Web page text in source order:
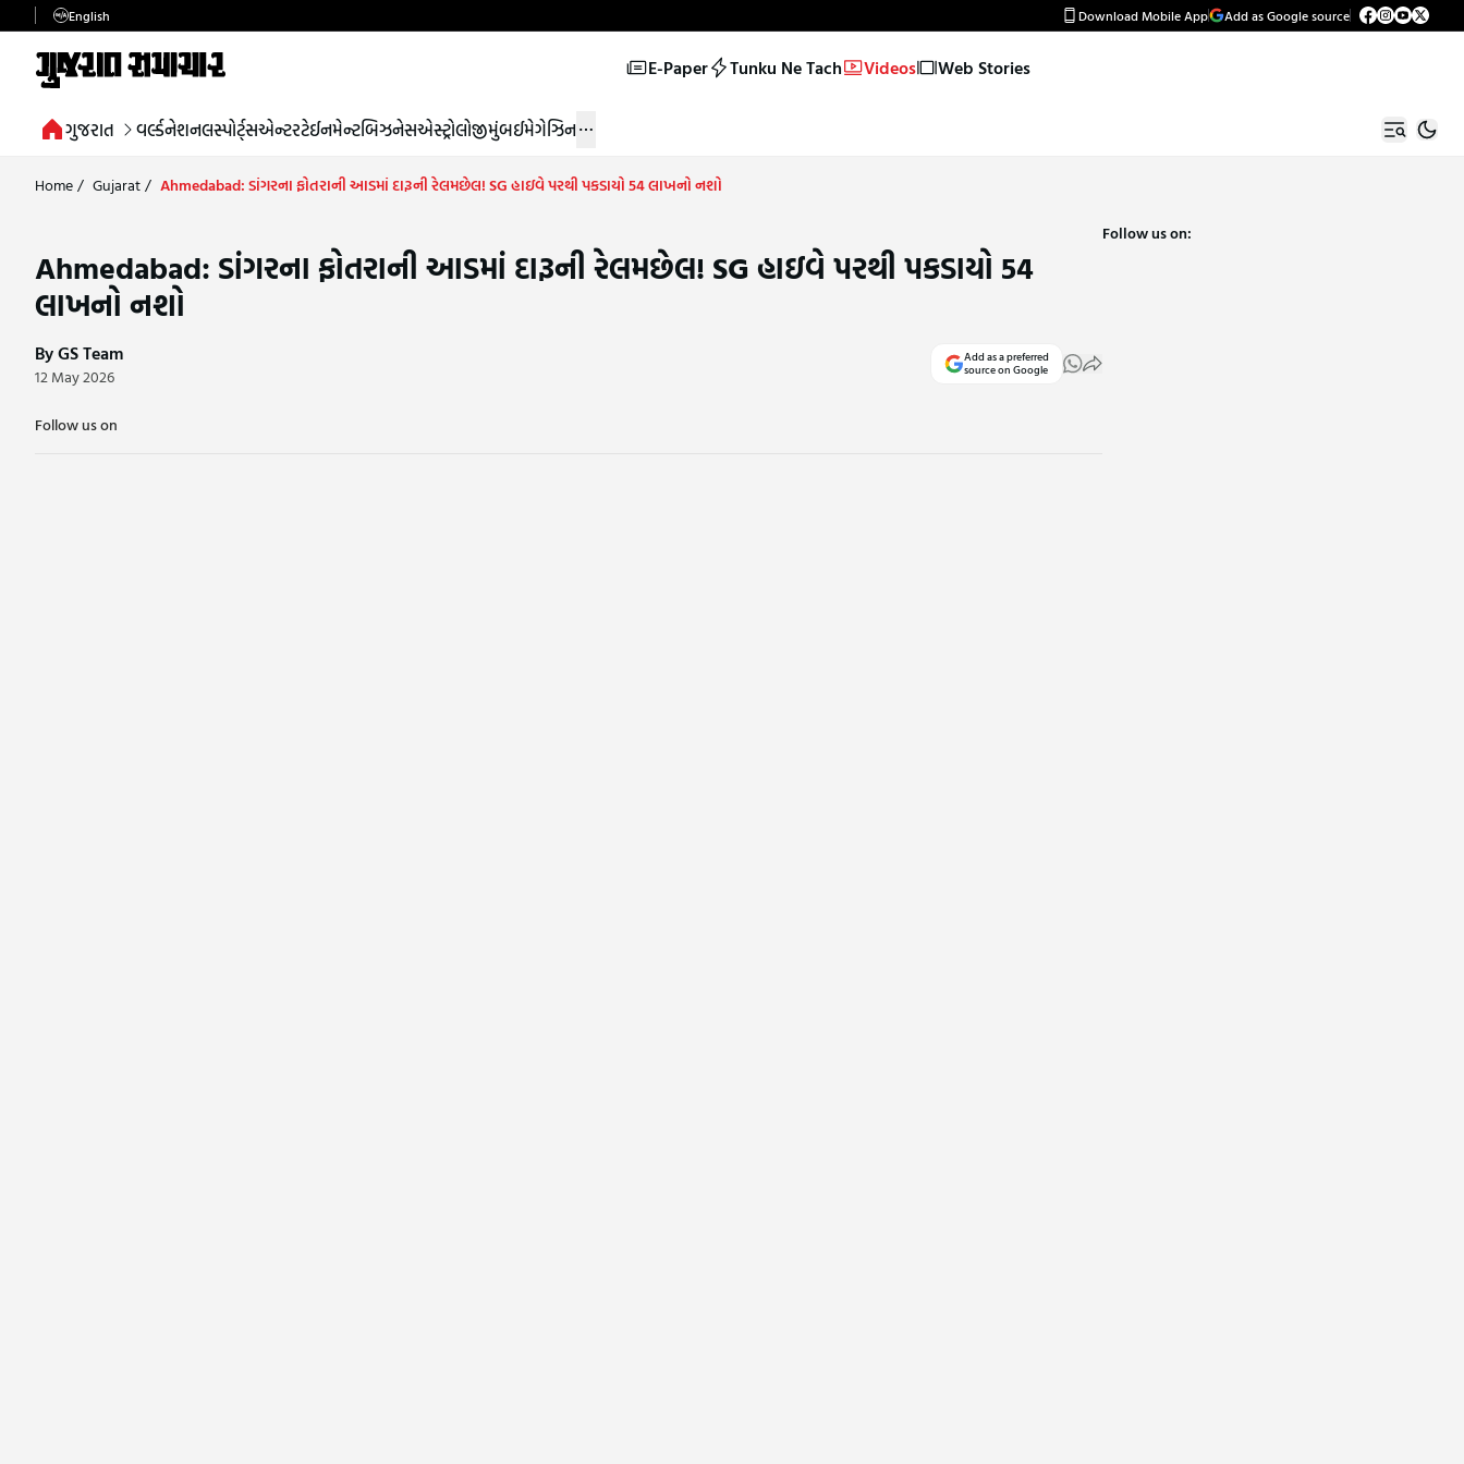
English Download Mobile App Add as Google source
E-Paper Tunku Ne Tach Videos Web Stories
ગુજરાત વર્લ્ડનેશનલસ્પોર્ટ્સએન્ટરટેઈનમેન્ટબિઝનેસએસ્ટ્રોલોજીમુંબઈમેગેઝિન
Home/ Gujarat/ Ahmedabad: ડાંગરના ફોતરાની આડમાં દારૂની રેલમછેલ! SG હાઇવે પરથી પકડાયો 54 લાખનો નશો
Ahmedabad: ડાંગરના ફોતરાની આડમાં દારૂની રેલમછેલ! SG હાઇવે પરથી પકડાયો 54
લાખનો નશો
By GS Team
12 May 2026
Add as a preferred
source on Google
Follow us on
Follow us on: